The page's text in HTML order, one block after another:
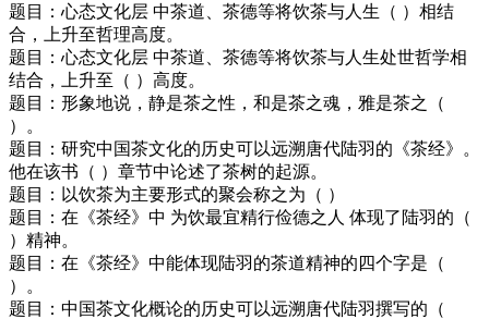
题目：心态文化层 中茶道、茶德等将饮茶与人生（ ）相结
合，上升至哲理高度。
题目：心态文化层 中茶道、茶德等将饮茶与人生处世哲学相
结合，上升至（ ）高度。
题目：形象地说，静是茶之性，和是茶之魂，雅是茶之（
）。
题目：研究中国茶文化的历史可以远溯唐代陆羽的《茶经》。
他在该书（ ）章节中论述了茶树的起源。
题目：以饮茶为主要形式的聚会称之为（ ）
题目：在《茶经》中 为饮最宜精行俭德之人 体现了陆羽的（
）精神。
题目：在《茶经》中能体现陆羽的茶道精神的四个字是（
）。
题目：中国茶文化概论的历史可以远溯唐代陆羽撰写的（